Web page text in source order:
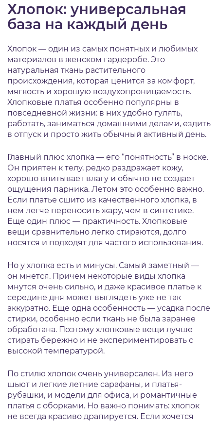
Хлопок: универсальная
база на каждый день
Хлопок — один из самых понятных и любимых
материалов в женском гардеробе. Это
натуральная ткань растительного
происхождения, которая ценится за комфорт,
мягкость и хорошую воздухопроницаемость.
Хлопковые платья особенно популярны в
повседневной жизни: в них удобно гулять,
работать, заниматься домашними делами, ездить
в отпуск и просто жить обычный активный день.
Главный плюс хлопка — его “понятность” в носке.
Он приятен к телу, редко раздражает кожу,
хорошо впитывает влагу и обычно не создает
ощущения парника. Летом это особенно важно.
Если платье сшито из качественного хлопка, в
нем легче переносить жару, чем в синтетике.
Еще один плюс — практичность. Хлопковые
вещи сравнительно легко стираются, долго
носятся и подходят для частого использования.
Но у хлопка есть и минусы. Самый заметный —
он мнется. Причем некоторые виды хлопка
мнутся очень сильно, и даже красивое платье к
середине дня может выглядеть уже не так
аккуратно. Еще одна особенность — усадка после
стирки, особенно если ткань не была заранее
обработана. Поэтому хлопковые вещи лучше
стирать бережно и не экспериментировать с
высокой температурой.
По стилю хлопок очень универсален. Из него
шьют и легкие летние сарафаны, и платья-
рубашки, и модели для офиса, и романтичные
платья с оборками. Но важно понимать: хлопок
не всегда красиво драпируется. Если хочется